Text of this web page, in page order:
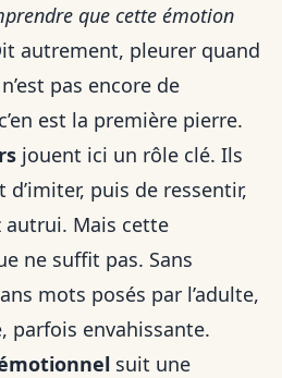
que cette émotion
autrement, pleurer quand
pas encore de
est la première pierre.
jouent ici un rôle clé. Ils
d’imiter, puis de ressentir,
autrui. Mais cette
ne suffit pas. Sans
mots posés par l’adulte,
parfois envahissante.
suit une